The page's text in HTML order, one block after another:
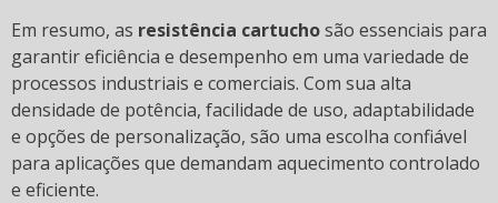
Em resumo, as resistência cartuchosão essenciais para
garantir eficiência e desempenho em uma variedade de
processos industriais e comerciais. Com sua alta
densidade de potência, facilidade de uso, adaptabilidade
e opções de personalização, são uma escolha confiável
para aplicações que demandam aquecimento controlado
e eficiente.